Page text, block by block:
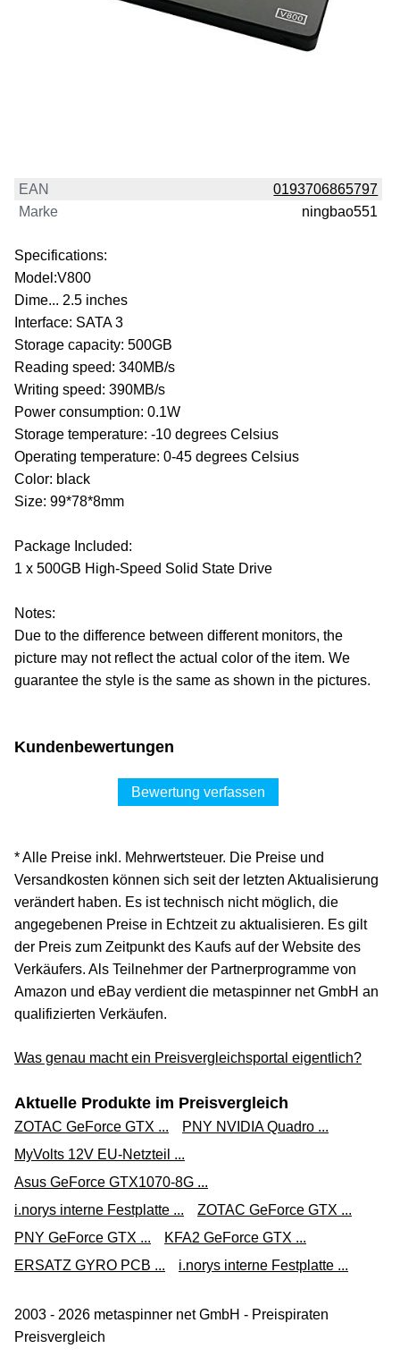
EAN
0193706865797
Marke
ningbao551
Specifications:
Model:V800
Dime... 2.5 inches
Interface: SATA 3
Storage capacity: 500GB
Reading speed: 340MB/s
Writing speed: 390MB/s
Power consumption: 0.1W
Storage temperature: -10 degrees Celsius
Operating temperature: 0-45 degrees Celsius
Color: black
Size: 99*78*8mm
Package Included:
1 x 500GB High-Speed Solid State Drive
Notes:
Due to the difference between different monitors, the
picture may not reflect the actual color of the item. We
guarantee the style is the same as shown in the pictures.
Kundenbewertungen
Bewertung verfassen
* Alle Preise inkl. Mehrwertsteuer. Die Preise und
Versandkosten können sich seit der letzten Aktualisierung
verändert haben. Es ist technisch nicht möglich, die
angegebenen Preise in Echtzeit zu aktualisieren. Es gilt
der Preis zum Zeitpunkt des Kaufs auf der Website des
Verkäufers. Als Teilnehmer der Partnerprogramme von
Amazon und eBay verdient die metaspinner net GmbH an
qualifizierten Verkäufen.
Was genau macht ein Preisvergleichsportal eigentlich?
Aktuelle Produkte im Preisvergleich
ZOTAC GeForce GTX ...
PNY NVIDIA Quadro ...
MyVolts 12V EU-Netzteil ...
Asus GeForce GTX1070-8G ...
i.norys interne Festplatte ...
ZOTAC GeForce GTX ...
PNY GeForce GTX ...
KFA2 GeForce GTX ...
ERSATZ GYRO PCB ...
i.norys interne Festplatte ...
2003 - 2026 metaspinner net GmbH - Preispiraten
Preisvergleich